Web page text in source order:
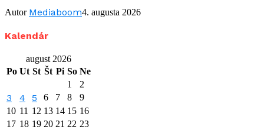
Autor Mediaboom4. augusta 2026
Kalendár
august 2026
Po Ut St Št Pi So Ne
1
2
3 4 5 6 7 8
9
10 11 12 13 14 15 16
17 18 19 20 21 22 23